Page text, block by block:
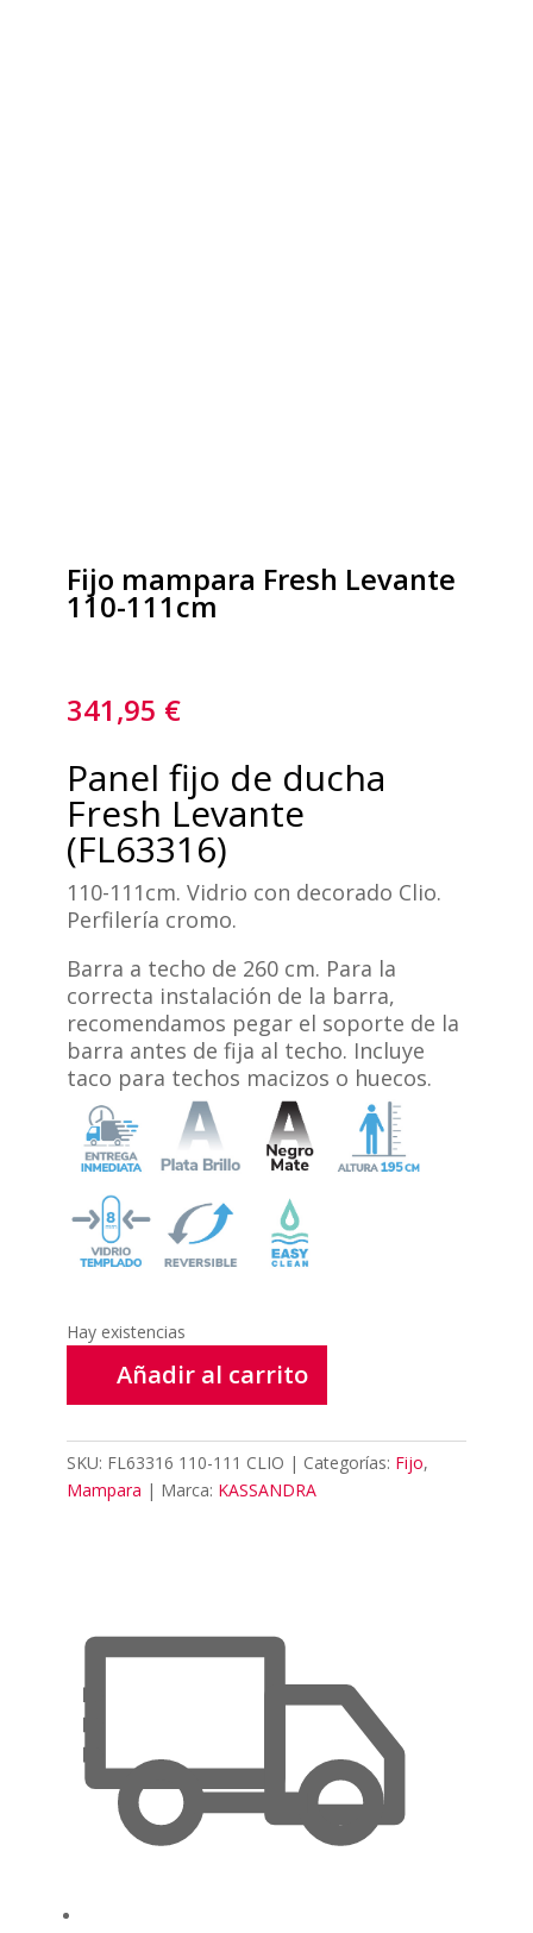
Fijo mampara Fresh Levante
110-111cm
341,95 €
Panel fijo de ducha
Fresh Levante
(FL63316)
110-111cm. Vidrio con decorado Clio.
Perfilería cromo.
Barra a techo de 260 cm. Para la
correcta instalación de la barra,
recomendamos pegar el soporte de la
barra antes de fija al techo. Incluye
taco para techos macizos o huecos.
Hay existencias
Añadir al carrito
SKU: FL63316 110-111 CLIO Categorías: Fijo,
Mampara
Marca: KASSANDRA